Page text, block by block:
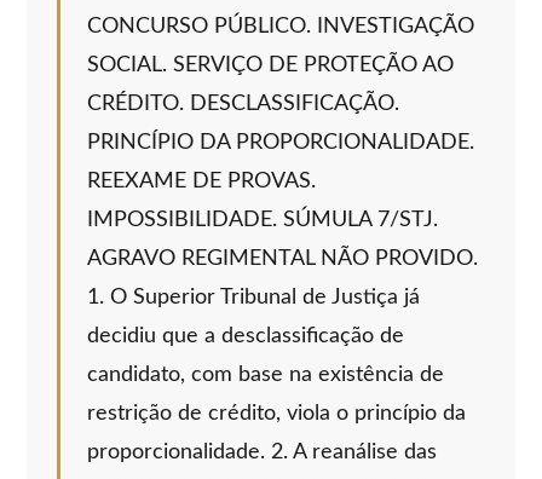
CONCURSO PÚBLICO. INVESTIGAÇÃO
SOCIAL. SERVIÇO DE PROTEÇÃO AO
CRÉDITO. DESCLASSIFICAÇÃO.
PRINCÍPIO DA PROPORCIONALIDADE.
REEXAME DE PROVAS.
IMPOSSIBILIDADE. SÚMULA 7/STJ.
AGRAVO REGIMENTAL NÃO PROVIDO.
1. O Superior Tribunal de Justiça já
decidiu que a desclassificação de
candidato, com base na existência de
restrição de crédito, viola o princípio da
proporcionalidade. 2. A reanálise das